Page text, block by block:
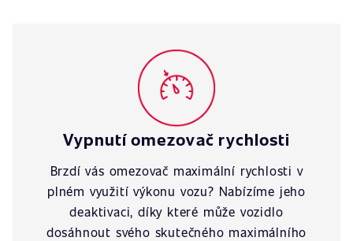
Vypnutí omezovač rychlosti
Brzdí vás omezovač maximální rychlosti v
plném využití výkonu vozu? Nabízíme jeho
deaktivaci, díky které může vozidlo
dosáhnout svého skutečného maximálního